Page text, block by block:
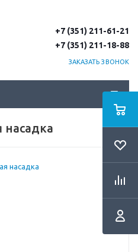
+7 (351) 211-61-21
+7 (351) 211-18-88
ЗАКАЗАТЬ ЗВОНОК
насадка